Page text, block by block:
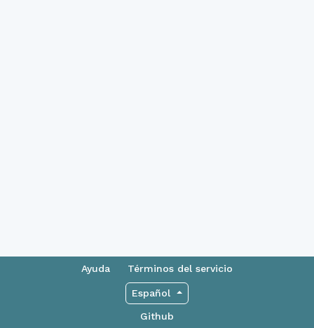
Ayuda Términos del servicio
Español
Github